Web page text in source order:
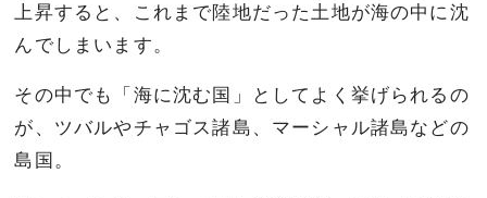
上昇すると、これまで陸地だった土地が海の中に沈
んでしまいます。
その中でも「海に沈む国」としてよく挙げられるの
が、ツバルやチャゴス諸島、マーシャル諸島などの
島国。